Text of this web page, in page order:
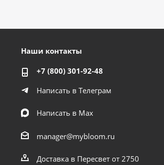
Наши контакты
+7 (800) 301-92-48
Написать в Телеграм
Написать в Мах
manager@mybloom.ru
Доставка в Пересвет от 2750